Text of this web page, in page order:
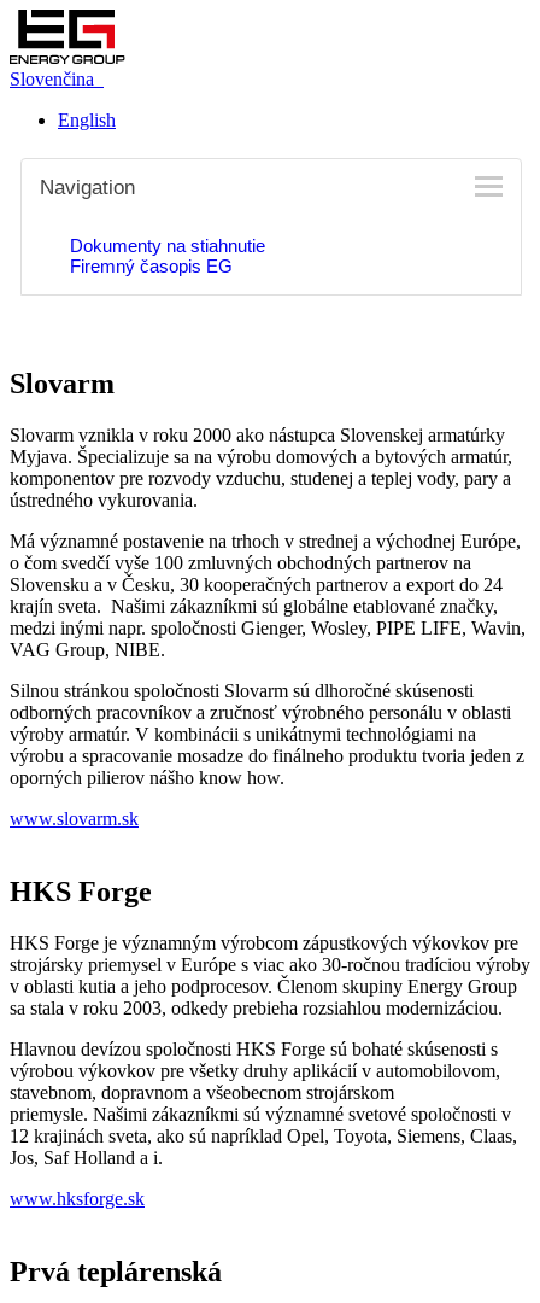
Slovenčina
English
Dokumenty na stiahnutie
Firemný časopis EG
Navigation
Slovarm
Slovarm vznikla v roku 2000 ako nástupca Slovenskej armatúrky
Myjava. Špecializuje sa na výrobu domových a bytových armatúr,
komponentov pre rozvody vzduchu, studenej a teplej vody, pary a
ústredného vykurovania.
Má významné postavenie na trhoch v strednej a východnej Európe,
o čom svedčí vyše 100 zmluvných obchodných partnerov na
Slovensku a v Česku, 30 kooperačných partnerov a export do 24
krajín sveta. Našimi zákazníkmi sú globálne etablované značky,
medzi inými napr. spoločnosti Gienger, Wosley, PIPE LIFE, Wavin,
VAG Group, NIBE.
Silnou stránkou spoločnosti Slovarm sú dlhoročné skúsenosti
odborných pracovníkov a zručnosť výrobného personálu v oblasti
výroby armatúr. V kombinácii s unikátnymi technológiami na
výrobu a spracovanie mosadze do finálneho produktu tvoria jeden z
oporných pilierov nášho know how.
www.slovarm.sk
HKS Forge
HKS Forge je významným výrobcom zápustkových výkovkov pre
strojársky priemysel v Európe s viac ako 30-ročnou tradíciou výroby
v oblasti kutia a jeho podprocesov. Členom skupiny Energy Group
sa stala v roku 2003, odkedy prebieha rozsiahlou modernizáciou.
Hlavnou devízou spoločnosti HKS Forge sú bohaté skúsenosti s
výrobou výkovkov pre všetky druhy aplikácií v automobilovom,
stavebnom, dopravnom a všeobecnom strojárskom
priemysle. Našimi zákazníkmi sú významné svetové spoločnosti v
12 krajinách sveta, ako sú napríklad Opel, Toyota, Siemens, Claas,
Jos, Saf Holland a i.
www.hksforge.sk
Prvá teplárenská